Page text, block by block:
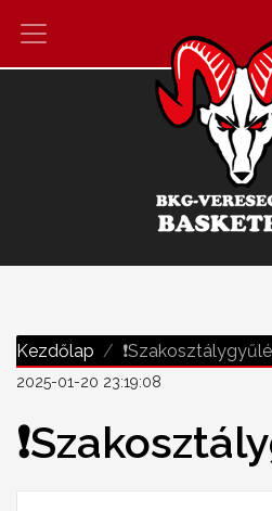
Kezdőlap
2025-01-20 23:19:08